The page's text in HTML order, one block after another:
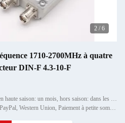
2 / 6
1710-2700MHz à quatre
DIN-F 4.3-10-F
Délai de livraison: Temps de livraison en haute saison: un mois, hors saison: dans les 15 jours ouvrables
Conditions de paiement: LC, T/T, D/P, PayPal, Western Union, Paiement à petite somme, Grammes d'argent